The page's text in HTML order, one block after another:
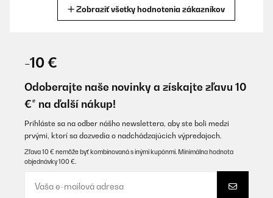
Amazon-gebruiker
OVERENÁ KONTROLA
Super Marke, echt gute Qualität und Verarbeitung. Schon
Zobraziť všetky hodnotenia zákazníkov
-10 €
Odoberajte naše novinky a získajte zľavu 10
€* na ďalší nákup!
Prihláste sa na odber nášho newslettera, aby ste boli medzi
prvými, ktorí sa dozvedia o nadchádzajúcich výpredajoch.
Zľava 10 € nemôže byť kombinovaná s inými kupónmi. Minimálna hodnota
objednávky 100 €.